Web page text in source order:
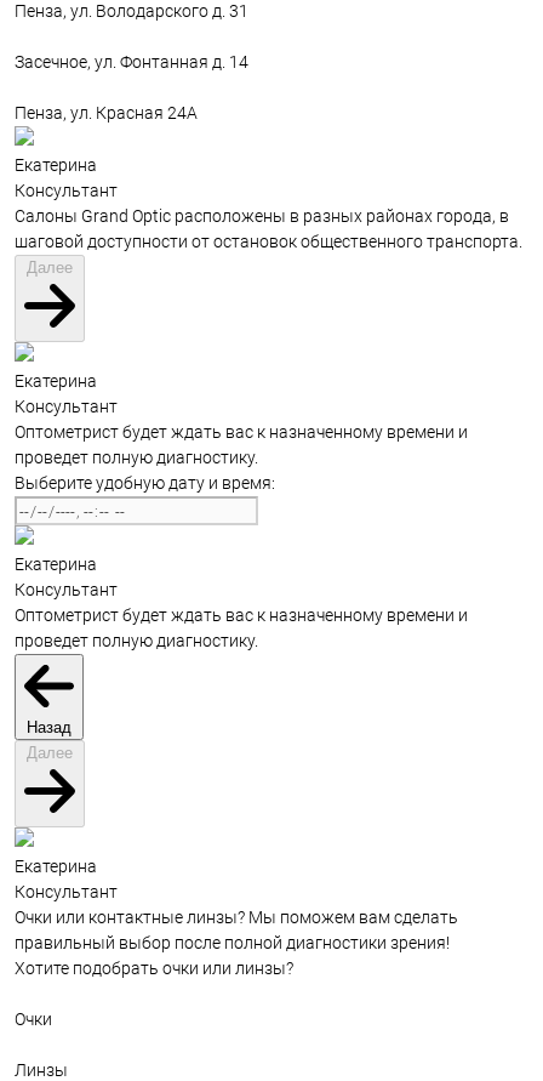
Пенза, ул. Володарского д. 31
Засечное, ул. Фонтанная д. 14
Пенза, ул. Красная 24А
Екатерина
Консультант
Салоны Grand Optic расположены в разных районах города, в
шаговой доступности от остановок общественного транспорта.
Далее
Екатерина
Консультант
Оптометрист будет ждать вас к назначенному времени и
проведет полную диагностику.
Выберите удобную дату и время:
Екатерина
Консультант
Оптометрист будет ждать вас к назначенному времени и
проведет полную диагностику.
Назад
Далее
Екатерина
Консультант
Очки или контактные линзы? Мы поможем вам сделать
правильный выбор после полной диагностики зрения!
Хотите подобрать очки или линзы?
Очки
Линзы